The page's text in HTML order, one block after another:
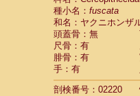
Atelidae
Atelidae
Atelidae
Atelidae
Atelidae
Atelidae
Atelidae
Pitheciidae
種小名： fuscata
和名：ヤクニホンザ
頭蓋骨：無
尺骨：有
腓骨：有
手：有
剖検番号：02220